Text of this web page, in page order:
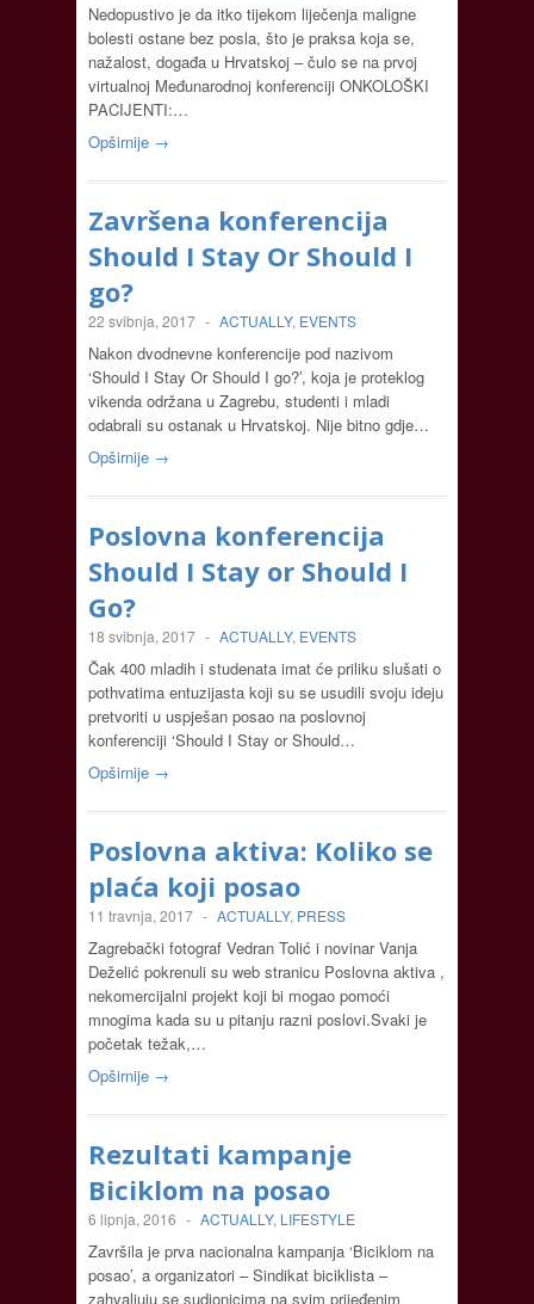
Nedopustivo je da itko tijekom liječenja maligne
bolesti ostane bez posla, što je praksa koja se,
nažalost, događa u Hrvatskoj – čulo se na prvoj
virtualnoj Međunarodnoj konferenciji ONKOLOŠKI
PACIJENTI:…
Opširnije →
Završena konferencija
Should I Stay Or Should I
go?
22 svibnja, 2017 - ACTUALLY, EVENTS
Nakon dvodnevne konferencije pod nazivom
‘Should I Stay Or Should I go?’, koja je proteklog
vikenda održana u Zagrebu, studenti i mladi
odabrali su ostanak u Hrvatskoj. Nije bitno gdje…
Opširnije →
Poslovna konferencija
Should I Stay or Should I
Go?
18 svibnja, 2017 - ACTUALLY, EVENTS
Čak 400 mladih i studenata imat će priliku slušati o
pothvatima entuzijasta koji su se usudili svoju ideju
pretvoriti u uspješan posao na poslovnoj
konferenciji ‘Should I Stay or Should…
Opširnije →
Poslovna aktiva: Koliko se
plaća koji posao
11 travnja, 2017 - ACTUALLY, PRESS
Zagrebački fotograf Vedran Tolić i novinar Vanja
Deželić pokrenuli su web stranicu Poslovna aktiva ,
nekomercijalni projekt koji bi mogao pomoći
mnogima kada su u pitanju razni poslovi.Svaki je
početak težak,…
Opširnije →
Rezultati kampanje
Biciklom na posao
6 lipnja, 2016 - ACTUALLY, LIFESTYLE
Završila je prva nacionalna kampanja ‘Biciklom na
posao’, a organizatori – Sindikat biciklista –
zahvaljuju se sudionicima na svim prijeđenim